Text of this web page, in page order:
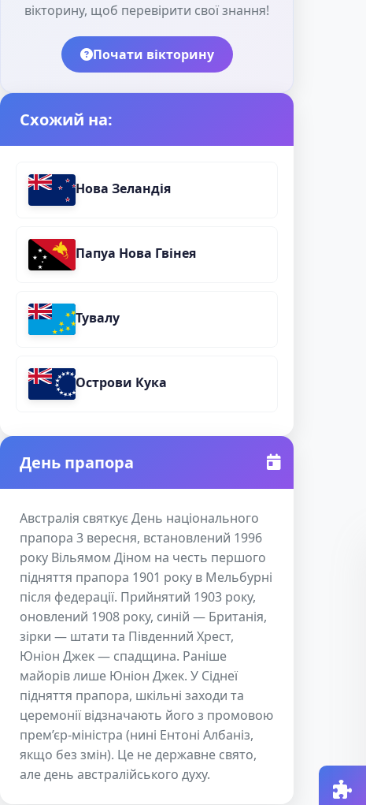
вікторину, щоб перевірити свої знання!
Почати вікторину
Схожий на:
Нова Зеландія
Папуа Нова Гвінея
Тувалу
Острови Кука
День прапора
Австралія святкує День національного
прапора 3 вересня, встановлений 1996
року Вільямом Діном на честь першого
підняття прапора 1901 року в Мельбурні
після федерації. Прийнятий 1903 року,
оновлений 1908 року, синій — Британія,
зірки — штати та Південний Хрест,
Юніон Джек — спадщина. Раніше
майорів лише Юніон Джек. У Сіднеї
підняття прапора, шкільні заходи та
церемонії відзначають його з промовою
прем’єр-міністра (нині Ентоні Албаніз,
якщо без змін). Це не державне свято,
але день австралійського духу.